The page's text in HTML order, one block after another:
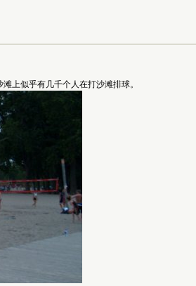
上似乎有几千个人在打沙滩排球。